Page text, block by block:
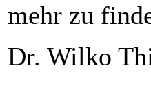
mehr zu
Dr. Wilko